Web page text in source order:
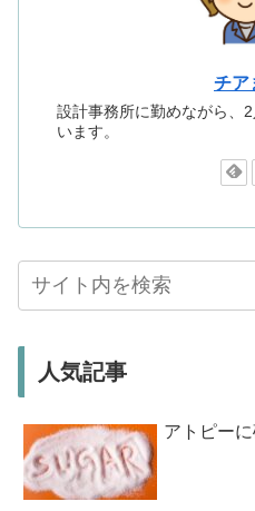
チア
設計事務所に勤めながら、
います。
人気記事
アトピー